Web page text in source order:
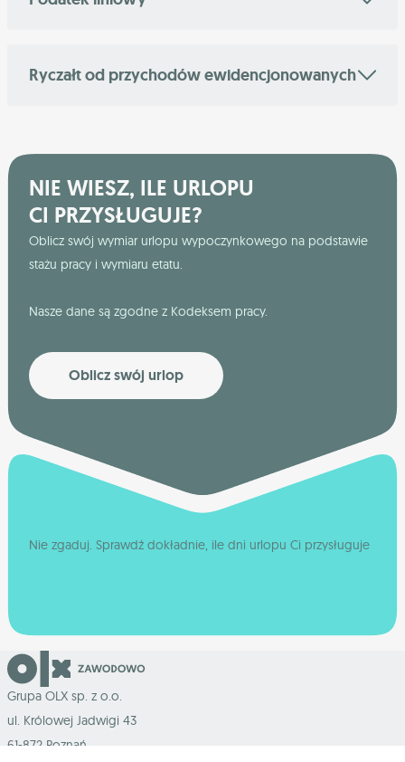
Ryczałt od przychodów ewidencjonowanych
NIE WIESZ, ILE URLOPU
CI PRZYSŁUGUJE?
Oblicz swój wymiar urlopu wypoczynkowego na podstawie
stażu pracy i wymiaru etatu.
Nasze dane są zgodne z Kodeksem pracy.
Oblicz swój urlop
Nie zgaduj. Sprawdź dokładnie, ile dni urlopu Ci przysługuje
Grupa OLX sp. z o.o.
ul. Królowej Jadwigi 43
61-872 Poznań